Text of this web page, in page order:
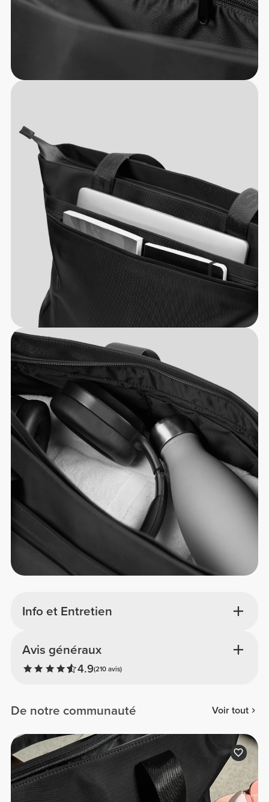
Info et Entretien
Avis généraux
4.9(210 avis)
De notre communauté Voir tout